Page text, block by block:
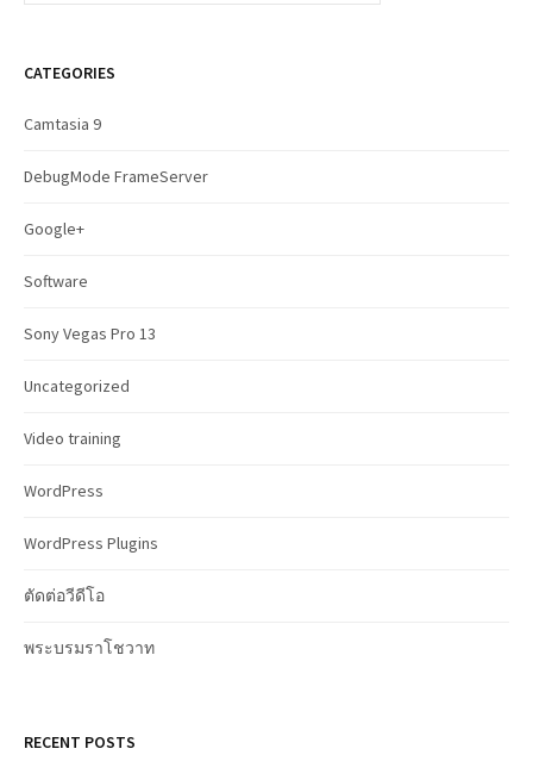
c
f
CATEGORIES
Camtasia 9
DebugMode FrameServer
Google+
Software
Sony Vegas Pro 13
Uncategorized
Video training
WordPress
WordPress Plugins
ตัดต่อวีดีโอ
พระบรมราโชวาท
RECENT POSTS